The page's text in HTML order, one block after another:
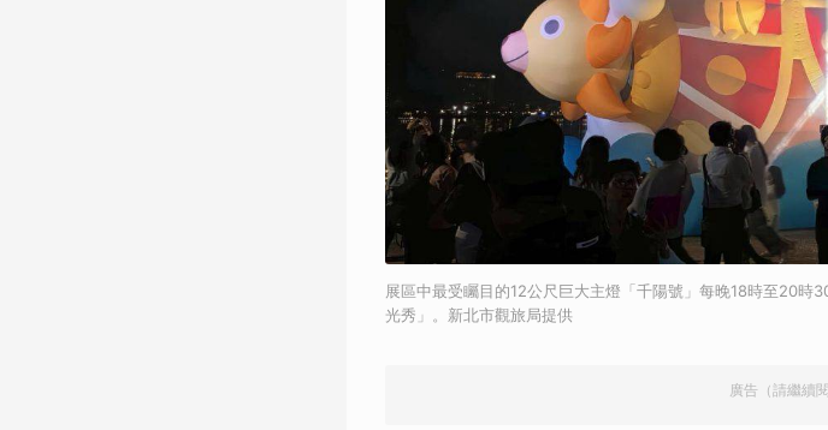
展區中最受矚目的12公尺巨大主燈「千陽號」每晚18時至20時
光秀」。新北市觀旅局提供
廣告（請繼續